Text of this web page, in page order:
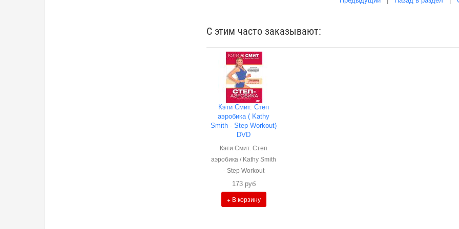
С этим часто заказывают:
Кэти Смит. Степ
аэробика ( Kathy
Smith - Step Workout)
DVD
Кэти Смит. Степ
аэробика / Kathy Smith
- Step Workout
173 руб
+ В корзину